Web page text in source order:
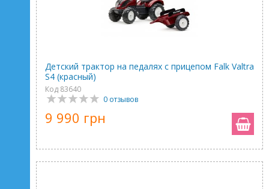
Детский трактор на педалях с прицепом Falk Valtra
S4 (красный)
Код 83640
0 отзывов
9 990 грн